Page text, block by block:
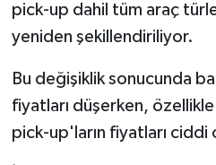
pick-up dahil tüm araç
yeniden şekillendiriliyor.
Bu değişiklik sonucunda
fiyatları düşerken,
pick-up'ların fiyatları ciddi